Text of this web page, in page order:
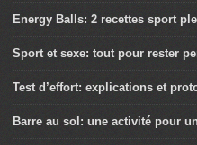
Energy Balls: 2 recettes sport
Sport et sexe: tout pour rester
Test d’effort: explications et
Barre au sol: une activité pour